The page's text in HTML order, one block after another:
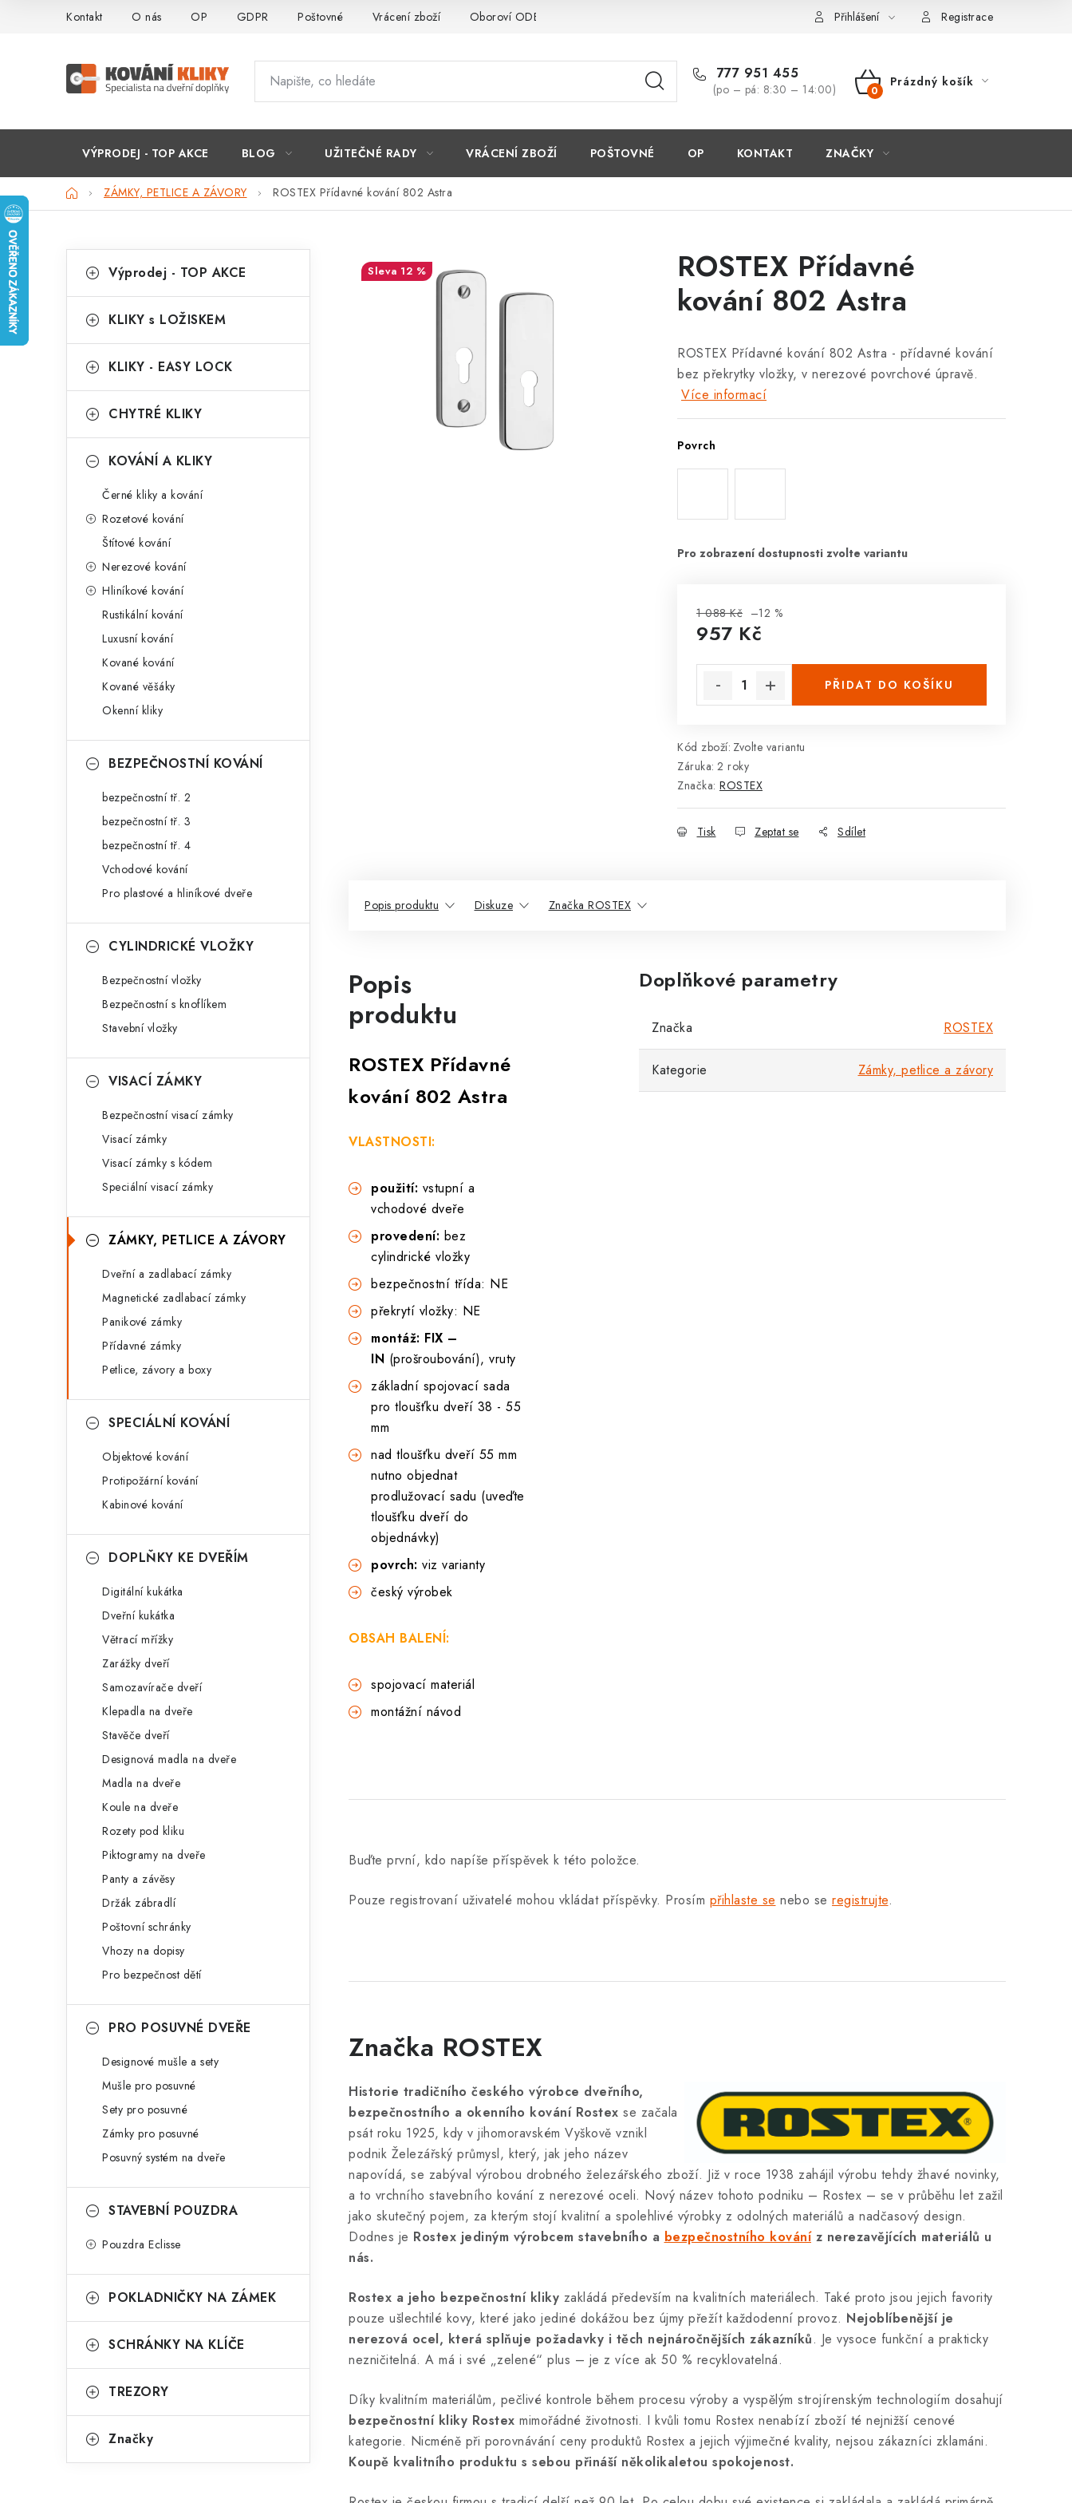
Kontakt O nás OP GDPR Poštovné Vrácení zboží Oboroví ODBORNÍCI Přihlášení Registrace
777 951 455
(po – pá: 8:30 – 14:00)
NÁKUPNÍ
Prázdný košík
VÝPRODEJ - TOP AKCE BLOG UŽITEČNÉ RADY VRÁCENÍ ZBOŽÍ POŠTOVNÉ OP KONTAKT ZNAČKY
DomůZÁMKY, PETLICE A ZÁVORY ROSTEX Přídavné kování 802 Astra
o
t
r
n
kategorie
a
e
o
i
Výprodej - TOP AKCE
KLIKY s LOŽISKEM
KLIKY - EASY LOCK
CHYTRÉ KLIKY
KOVÁNÍ A KLIKY
Černé kliky a kování
Rozetové kování
Štítové kování
Nerezové kování
Hliníkové kování
Rustikální kování
Luxusní kování
Kované kování
Kované věšáky
Okenní kliky
BEZPEČNOSTNÍ KOVÁNÍ
bezpečnostní tř. 2
bezpečnostní tř. 3
bezpečnostní tř. 4
Vchodové kování
Pro plastové a hliníkové dveře
CYLINDRICKÉ VLOŽKY
Bezpečnostní vložky
Bezpečnostní s knoflíkem
Stavební vložky
VISACÍ ZÁMKY
Bezpečnostní visací zámky
Visací zámky
Visací zámky s kódem
Speciální visací zámky
ZÁMKY, PETLICE A ZÁVORY
Dveřní a zadlabací zámky
Magnetické zadlabací zámky
Panikové zámky
Přídavné zámky
Petlice, závory a boxy
SPECIÁLNÍ KOVÁNÍ
Objektové kování
Protipožární kování
Kabinové kování
DOPLŇKY KE DVEŘÍM
Digitální kukátka
Dveřní kukátka
Větrací mřížky
Zarážky dveří
Samozavírače dveří
Klepadla na dveře
Stavěče dveří
Designová madla na dveře
Madla na dveře
Koule na dveře
Rozety pod kliku
Piktogramy na dveře
Panty a závěsy
Držák zábradlí
Poštovní schránky
Vhozy na dopisy
Pro bezpečnost dětí
PRO POSUVNÉ DVEŘE
Designové mušle a sety
Mušle pro posuvné
Sety pro posuvné
Zámky pro posuvné
Posuvný systém na dveře
STAVEBNÍ POUZDRA
Pouzdra Eclisse
POKLADNIČKY NA ZÁMEK
SCHRÁNKY NA KLÍČE
TREZORY
Značky
ROSTEX Přídavné
kování 802 Astra
ROSTEX Přídavné kování 802 Astra - přídavné kování
bez překrytky vložky, v nerezové povrchové úpravě.
Více informací
Povrch
1 088 Kč –12 %
957 Kč
PŘIDAT DO KOŠÍKU
Kód zboží: Zvolte variantu
Záruka: 2 roky
Značka: ROSTEX
Tisk Zeptat se Sdílet
12 %
Popis produktu Diskuze Značka ROSTEX
Popis
produktu
ROSTEX Přídavné
kování 802 Astra
VLASTNOSTI:
použití: vstupní a
vchodové dveře
provedení: bez
cylindrické vložky
bezpečnostní třída: NE
překrytí vložky: NE
montáž: FIX –
IN (prošroubování), vruty
základní spojovací sada
pro tloušťku dveří 38 - 55
mm
nad tloušťku dveří 55 mm
nutno objednat
prodlužovací sadu (uveďte
tloušťku dveří do
objednávky)
povrch: viz varianty
český výrobek
OBSAH BALENÍ:
spojovací materiál
montážní návod
Doplňkové parametry
Značka ROSTEX
Kategorie Zámky, petlice a závory
Buďte první, kdo napíše příspěvek k této položce.
Pouze registrovaní uživatelé mohou vkládat příspěvky. Prosím přihlaste se nebo se registrujte.
Značka ROSTEX
Historie tradičního českého výrobce dveřního,
bezpečnostního a okenního kování Rostex se začala
psát roku 1925, kdy v jihomoravském Vyškově vznikl
podnik Železářský průmysl, který, jak jeho název
napovídá, se zabýval výrobou drobného železářského zboží. Již v roce 1938 zahájil výrobu tehdy žhavé novinky,
a to vrchního stavebního kování z nerezové oceli. Nový název tohoto podniku – Rostex – se v průběhu let zažil
jako skutečný pojem, za kterým stojí kvalitní a spolehlivé výrobky z odolných materiálů a nadčasový design.
Dodnes je Rostex jediným výrobcem stavebního a bezpečnostního kováníz nerezavějících materiálů u
nás.
Rostex a jeho bezpečnostní kliky zakládá především na kvalitních materiálech. Také proto jsou jejich favority
pouze ušlechtilé kovy, které jako jediné dokážou bez újmy přežít každodenní provoz. Nejoblíbenější je
nerezová ocel, která splňuje požadavky i těch nejnáročnějších zákazníků. Je vysoce funkční a prakticky
nezničitelná. A má i své „zelené“ plus – je z více ak 50 % recyklovatelná.
Díky kvalitním materiálům, pečlivé kontrole během procesu výroby a vyspělým strojírenským technologiím dosahují
bezpečnostní kliky Rostex mimořádné životnosti. I kvůli tomu Rostex nenabízí zboží té nejnižší cenové
kategorie. Nicméně při porovnávání ceny produktů Rostex a jejich výjimečné kvality, nejsou zákazníci zklamáni.
Koupě kvalitního produktu s sebou přináší několikaletou spokojenost.